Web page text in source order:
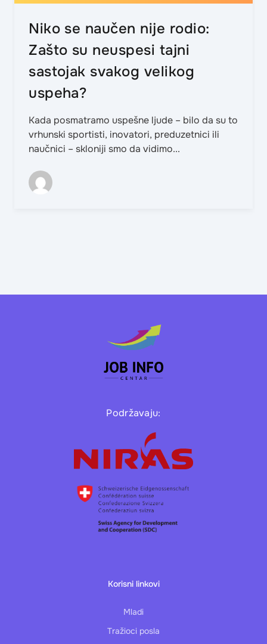
Niko se naučen nije rodio:
Zašto su neuspesi tajni
sastojak svakog velikog
uspeha?
Kada posmatramo uspešne ljude – bilo da su to
vrhunski sportisti, inovatori, preduzetnici ili
naučnici – skloniji smo da vidimo...
Podržavaju:
Korisni linkovi
Mladi
Tražioci posla